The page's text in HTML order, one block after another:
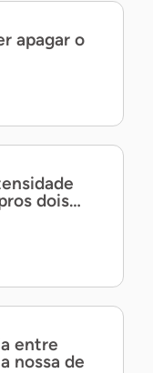
apagar o
dois…
entre
nossa de